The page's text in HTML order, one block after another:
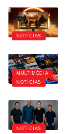
NOTÍCIAS
MULTIMÉDIA
NOTÍCIAS
NOTÍCIAS